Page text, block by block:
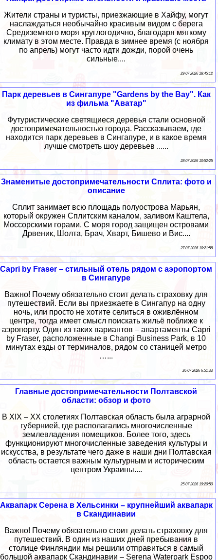
Жители страны и туристы, приезжающие в Хайфу, могут
наслаждаться необычайно красивым видом с берега
Средиземного моря круглогодично, благодаря мягкому
климату в этом месте. Правда в зимнее время (с ноября
по апрель) могут часто идти дожди, порой очень
сильные....
29 07 2026 18:45:12
Парк деревьев в Сингапуре "Gardens by the Bay". Как
из фильма "Аватар"
Футуристические светящиеся деревья стали основной
достопримечательностью города. Рассказываем, где
находится парк деревьев в Сингапуре, и в какое время
лучше смотреть шоу деревьев ......
28 07 2026 10:52:25
Знаменитые достопримечательности Сплита: фото и
описание
Сплит занимает всю площадь полуострова Марьян,
который окружен Сплитским каналом, заливом Каштела,
Моссорскими горами. С моря город защищен островами
Дрвеник, Шолта, Брач, Хварт, Бишево и Вис....
27 07 2026 10:21:58
Capri by Fraser – стильный отель рядом с аэропортом
в Сингапуре
Важно! Почему обязательно стоит делать страховку для
путешествий. Если вы приезжаете в Сингапур на одну
ночь, или просто не хотите селиться в оживлённом
центре, тогда имеет смысл поискать жильё поближе к
аэропорту. Один из таких вариантов – апартаменты Capri
by Fraser, расположенные в Changi Business Park, в 10
минутах езды от терминалов, рядом со станицей метро
…...
26 07 2026 6:51:33
Главные достопримечательности Полтавской
области: обзор и фото
В XIX – XX столетиях Полтавская область была аграрной
губернией, где располагались многочисленные
землевладения помещиков. Более того, здесь
функционируют многочисленные заведения культуры и
искусства, в результате чего даже в наши дни Полтавская
область остается важным культурным и историческим
центром Украины....
25 07 2026 19:20:50
Аквапарк Серена в Хельсинки – крупнейший аквапарк
в Скандинавии
Важно! Почему обязательно стоит делать страховку для
путешествий. В один из наших дней пребывания в
столице Финляндии мы решили отправиться в самый
большой аквапарк Скандинавии – Serena Waterpark Espoo